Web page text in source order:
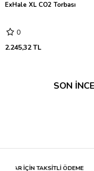
ExHale XL CO2 Torbası
0
2.245,32 TL
SON
İÇİN TAKSİTLİ ÖDEME